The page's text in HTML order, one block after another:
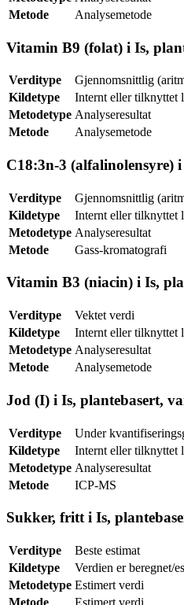
Metode
Analysemetode
Vitamin B9 (folat) i Is,
Verditype
Gjennomsnittlig
Kildetype
Internt eller tilknyttet
Metodetype Analyseresultat
Metode
Analysemetode
C18:3n-3 (alfalinolensyre)
Verditype
Gjennomsnittlig
Kildetype
Internt eller tilknyttet
Metodetype Analyseresultat
Metode
Gass-kromatografi
Vitamin B3 (niacin) i Is,
Verditype
Vektet verdi
Kildetype
Internt eller tilknyttet
Metodetype Analyseresultat
Metode
Analysemetode
Jod (I) i Is, plantebasert,
Verditype
Under
Kildetype
Internt eller tilknyttet
Metodetype Analyseresultat
Metode
ICP-MS
Sukker, fritt i Is,
Verditype
Beste estimat
Kildetype
Verdien er beregnet/
Metodetype Estimert verdi
Metode
Estimert verdi